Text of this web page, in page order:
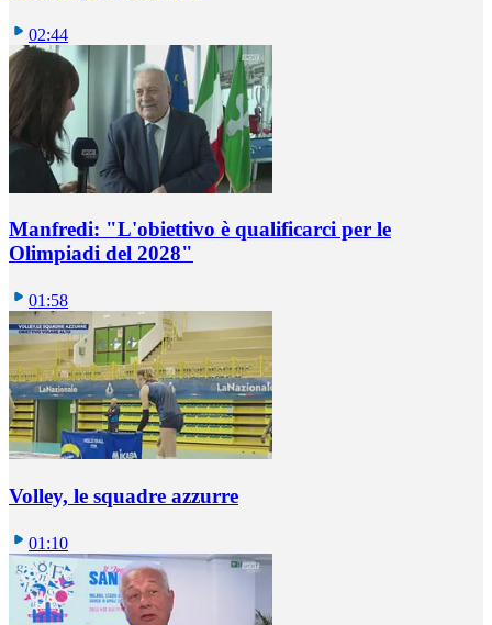
02:44
Manfredi: "L'obiettivo è qualificarci per le
Olimpiadi del 2028"
01:58
Volley, le squadre azzurre
01:10